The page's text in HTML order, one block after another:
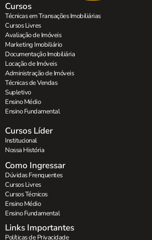
Cursos
Técnicas em Transações Imobiliárias
Cursos Livres
Avaliação de Imóveis
Marketing Imobiliário
Documentação Imobiliária
Locação de Imóveis
Administração de Imóveis
Técnicas de Vendas
Supletivo
Ensino Médio
Ensino Fundamental
Cursos Líder
Institucional
Nossa História
Como Ingressar
Dúvidas Frenquentes
Cursos Livres
Cursos Técnicos
Ensino Médio
Ensino Fundamental
Links Importantes
Políticas de Privacidade